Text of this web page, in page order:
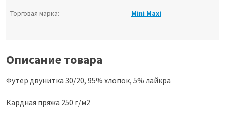
Торговая марка: Mini Maxi
Описание товара
Футер двунитка 30/20, 95% хлопок, 5% лайкра
Кардная пряжа 250 г/м2